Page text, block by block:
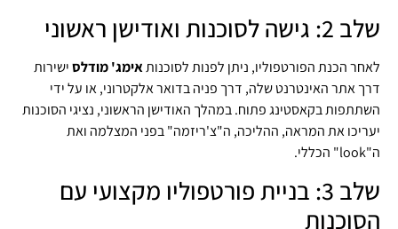
שלב 2: גישה לסוכנות ואודישן ראשוני
לאחר הכנת הפורטפוליו, ניתן לפנות לסוכנותאימג' מודלסישירות
דרך אתר האינטרנט שלה, דרך פניה בדואר אלקטרוני, או על ידי
השתתפות בקאסטינג פתוח. במהלך האודישן הראשוני, נציגי הסוכנות
יעריכו את המראה, ההליכה, ה"צ'ריזמה" בפני המצלמה ואת
ה"look" הכללי.
שלב 3: בניית פורטפוליו מקצועי עם
הסוכנות